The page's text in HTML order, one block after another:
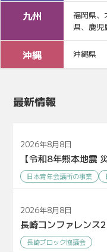
九州
福岡県、
県、鹿児
沖縄 沖縄県
最新情報
2026年8月8日
【令和8年熊本地震
日本青年会議所の事業
2026年8月8日
長崎コンファレンス
長崎ブロック協議会